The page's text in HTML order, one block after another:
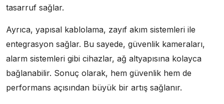
tasarruf sağlar.
Ayrıca, yapısal kablolama, zayıf akım sistemleri ile
entegrasyon sağlar. Bu sayede, güvenlik kameraları,
alarm sistemleri gibi cihazlar, ağ altyapısına kolayca
bağlanabilir. Sonuç olarak, hem güvenlik hem de
performans açısından büyük bir artış sağlanır.